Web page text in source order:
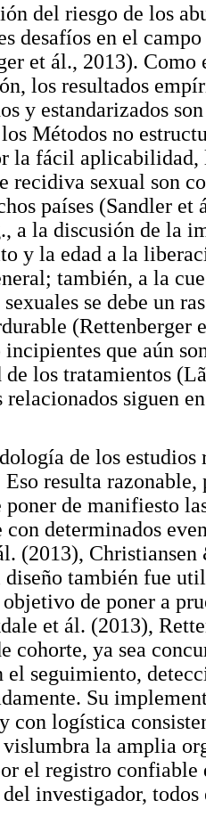
del riesgo de los
desafíos en el
et ál., 2013). Como
los resultados
y estandarizados
Métodos no
la fácil aplicabilidad,
recidiva sexual son
países (Sandler
a la discusión de la
y la edad a la
también, a la
sexuales se debe un
(Rettenberger
que aún
los tratamientos
relacionados siguen
de los estudios
resulta
de manifiesto
con determinados
(2013),
también fue
de poner a
et ál. (2013),
cohorte, ya sea
el seguimiento,
Su
con logística
vislumbra la amplia
el registro confiable
investigador,